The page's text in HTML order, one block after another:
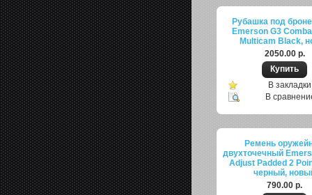
Рубашка под
Emerson G3
Multicam Black,
2050.00 р.
В закладки
В
Ремень
двухточечный
Adjust Padded 2
черный,
790.00 р.